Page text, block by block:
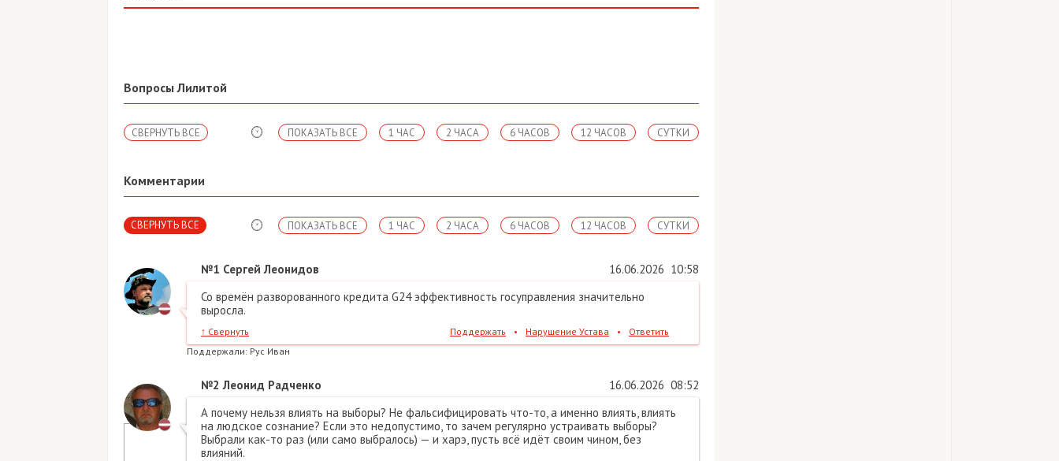
Вопросы Лилитой
СВЕРНУТЬ ВСЕ СУТКИ
12 ЧАСОВ
6 ЧАСОВ
2 ЧАСА
1 ЧАС
ПОКАЗАТЬ ВСЕ
Комментарии
СВЕРНУТЬ ВСЕ СУТКИ
12 ЧАСОВ
6 ЧАСОВ
2 ЧАСА
1 ЧАС
ПОКАЗАТЬ ВСЕ
№1 Сергей Леонидов 16.06.2026 10:58
Со времён разворованного кредита G24 эффективность госуправления значительно
выросла.
↑ Свернуть Поддержать • Нарушение Устава •
Ответить
Поддержали: Рус Иван
№2 Леонид Радченко 16.06.2026 08:52
А почему нельзя влиять на выборы? Не фальсифицировать что-то, а именно влиять, влиять
на людское сознание? Если это недопустимо, то зачем регулярно устраивать выборы?
Выбрали как-то раз (или само выбралось) — и харэ, пусть всё идёт своим чином, без
влияний.